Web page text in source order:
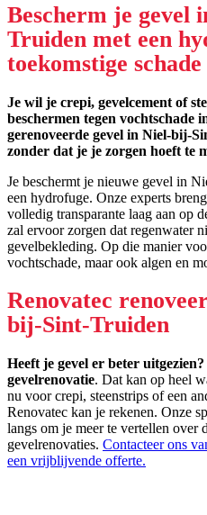
Bescherm je gevel
Truiden met een
toekomstige schade
Je wil je crepi, gevelcement of
beschermen tegen vochtschade
gerenoveerde gevel in Niel-bij-
zonder dat je je zorgen hoeft te
Je beschermt je nieuwe gevel in
een hydrofuge. Onze experts
volledig transparante laag aan op
zal ervoor zorgen dat regenwater
gevelbekleding. Op die manier
vochtschade, maar ook algen en
Renovatec
bij-Sint-Truiden
Heeft je gevel er beter
gevelrenovatie. Dat kan op heel
nu voor crepi, steenstrips of een
Renovatec kan je rekenen. Onze
langs om je meer te vertellen over
gevelrenovaties. Contacteer ons
een vrijblijvende offerte.